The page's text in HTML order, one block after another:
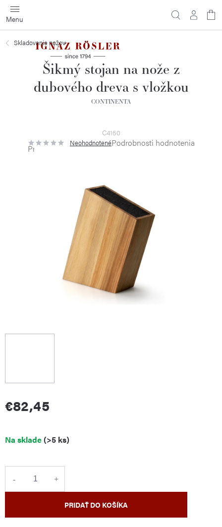
Prejsť
na
obsah
Skladovanie nožov
Šikmý stojan na nože z
dubového dreva s vložkou
CONTINENTA
C4150
Priemerné
hodnotenie
NeohodnotenéPodrobnosti hodnotenia
€82,45
Jednotková
cena:
Na sklade(>5 ks)
PRIDAŤ DO KOŠÍKA